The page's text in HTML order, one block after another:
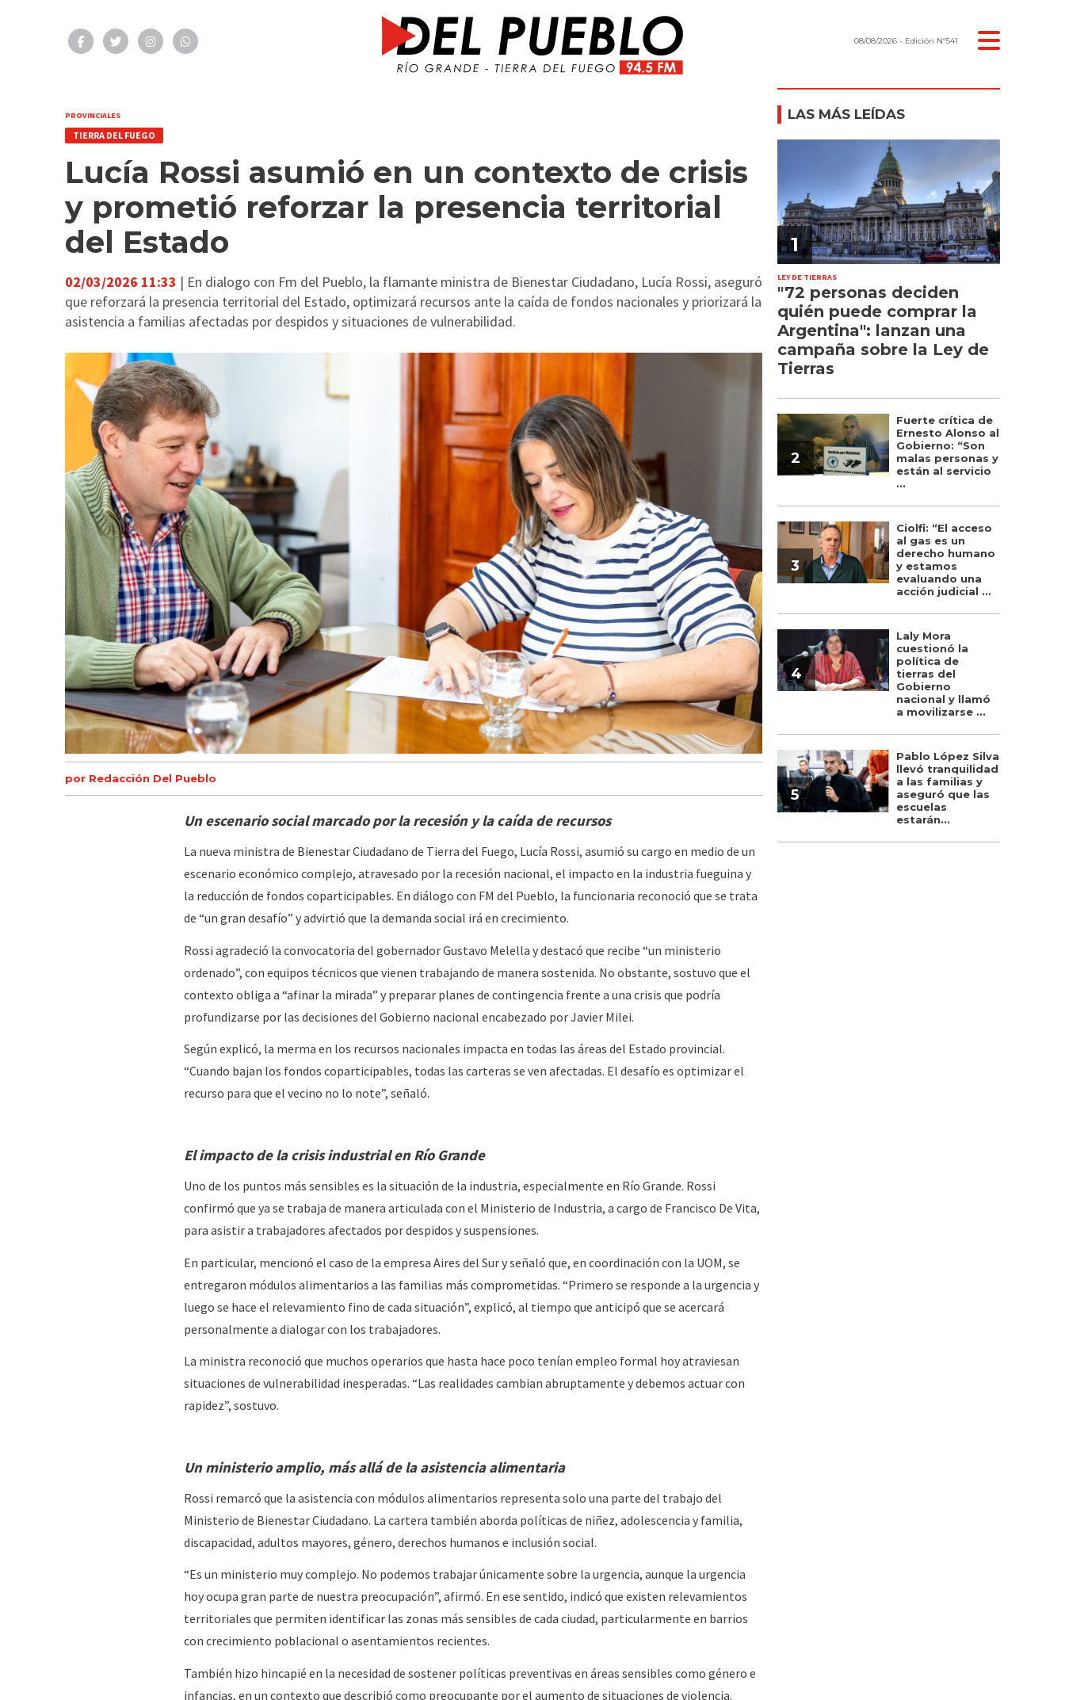
08/08/2026 - Edición Nº541
PROVINCIALES
TIERRA DEL FUEGO
Lucía Rossi asumió en un contexto de crisis
y prometió reforzar la presencia territorial
del Estado
02/03/2026 11:33 | En dialogo con Fm del Pueblo, la flamante ministra de Bienestar Ciudadano, Lucía Rossi, aseguró
que reforzará la presencia territorial del Estado, optimizará recursos ante la caída de fondos nacionales y priorizará la
asistencia a familias afectadas por despidos y situaciones de vulnerabilidad.
por Redacción Del Pueblo
Un escenario social marcado por la recesión y la caída de recursos
La nueva ministra de Bienestar Ciudadano de Tierra del Fuego, Lucía Rossi, asumió su cargo en medio de un
escenario económico complejo, atravesado por la recesión nacional, el impacto en la industria fueguina y
la reducción de fondos coparticipables. En diálogo con FM del Pueblo, la funcionaria reconoció que se trata
de “un gran desafío” y advirtió que la demanda social irá en crecimiento.
Rossi agradeció la convocatoria del gobernador Gustavo Melella y destacó que recibe “un ministerio
ordenado”, con equipos técnicos que vienen trabajando de manera sostenida. No obstante, sostuvo que el
contexto obliga a “afinar la mirada” y preparar planes de contingencia frente a una crisis que podría
profundizarse por las decisiones del Gobierno nacional encabezado por Javier Milei.
Según explicó, la merma en los recursos nacionales impacta en todas las áreas del Estado provincial.
“Cuando bajan los fondos coparticipables, todas las carteras se ven afectadas. El desafío es optimizar el
recurso para que el vecino no lo note”, señaló.
El impacto de la crisis industrial en Río Grande
Uno de los puntos más sensibles es la situación de la industria, especialmente en Río Grande. Rossi
confirmó que ya se trabaja de manera articulada con el Ministerio de Industria, a cargo de Francisco De Vita,
para asistir a trabajadores afectados por despidos y suspensiones.
En particular, mencionó el caso de la empresa Aires del Sur y señaló que, en coordinación con la UOM, se
entregaron módulos alimentarios a las familias más comprometidas. “Primero se responde a la urgencia y
luego se hace el relevamiento fino de cada situación”, explicó, al tiempo que anticipó que se acercará
personalmente a dialogar con los trabajadores.
La ministra reconoció que muchos operarios que hasta hace poco tenían empleo formal hoy atraviesan
situaciones de vulnerabilidad inesperadas. “Las realidades cambian abruptamente y debemos actuar con
rapidez”, sostuvo.
Un ministerio amplio, más allá de la asistencia alimentaria
Rossi remarcó que la asistencia con módulos alimentarios representa solo una parte del trabajo del
Ministerio de Bienestar Ciudadano. La cartera también aborda políticas de niñez, adolescencia y familia,
discapacidad, adultos mayores, género, derechos humanos e inclusión social.
“Es un ministerio muy complejo. No podemos trabajar únicamente sobre la urgencia, aunque la urgencia
hoy ocupa gran parte de nuestra preocupación”, afirmó. En ese sentido, indicó que existen relevamientos
territoriales que permiten identificar las zonas más sensibles de cada ciudad, particularmente en barrios
con crecimiento poblacional o asentamientos recientes.
También hizo hincapié en la necesidad de sostener políticas preventivas en áreas sensibles como género e
infancias, en un contexto que describió como preocupante por el aumento de situaciones de violencia.
LAS MÁS LEÍDAS
1
LEY DE TIERRAS
"72 personas deciden
quién puede comprar la
Argentina": lanzan una
campaña sobre la Ley de
Tierras
2
Fuerte crítica de
Ernesto Alonso al
Gobierno: “Son
malas personas y
están al servicio
...
3
Ciolfi: “El acceso
al gas es un
derecho humano
y estamos
evaluando una
acción judicial ...
4
Laly Mora
cuestionó la
política de
tierras del
Gobierno
nacional y llamó
a movilizarse ...
5
Pablo López Silva
llevó tranquilidad
a las familias y
aseguró que las
escuelas
estarán...